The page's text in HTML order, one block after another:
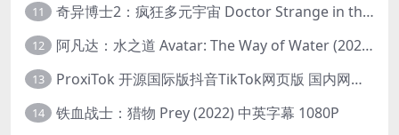
11 奇异博士2：疯狂多元宇宙 Doctor Strange in the Multiverse of Madness (2022) 高清版1080p
12 阿凡达：水之道 Avatar: The Way of Water (2022) 1080p 2k 4k 中文字幕
13 ProxiTok 开源国际版抖音TikTok网页版 国内网络直连
14 铁血战士：猎物 Prey (2022) 中英字幕 1080P